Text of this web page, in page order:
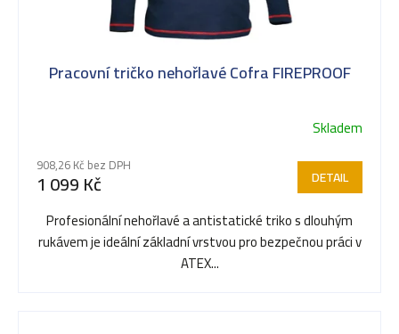
Pracovní tričko nehořlavé Cofra FIREPROOF
Skladem
908,26 Kč bez DPH
1 099 Kč DETAIL
Profesionální nehořlavé a antistatické triko s dlouhým
rukávem je ideální základní vrstvou pro bezpečnou práci v
ATEX...